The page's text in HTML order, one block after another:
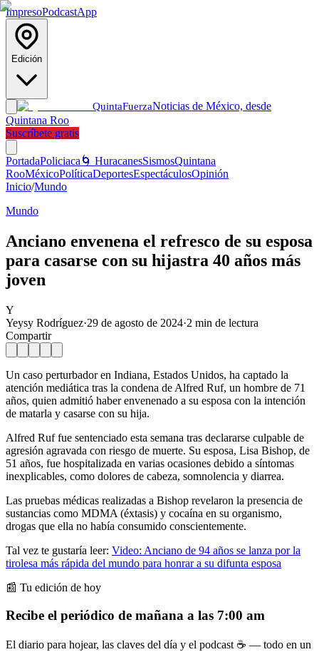
ImpresoPodcastApp
Edición
QuintaFuerzaNoticias de México, desde
Quintana Roo
Suscríbete gratis
PortadaPoliciaca 🌀 HuracanesSismosQuintana
RooMéxicoPolíticaDeportesEspectáculosOpinión
Inicio/Mundo
Mundo
Anciano envenena el refresco de su esposa
para casarse con su hijastra 40 años más
joven
Y
Yeysy Rodríguez·29 de agosto de 2024·2 min de lectura
Compartir
Un caso perturbador en Indiana, Estados Unidos, ha captado la
atención mediática tras la condena de Alfred Ruf, un hombre de 71
años, quien admitió haber envenenado a su esposa con la intención
de matarla y casarse con su hija.
Alfred Ruf fue sentenciado esta semana tras declararse culpable de
agresión agravada con riesgo de muerte. Su esposa, Lisa Bishop, de
51 años, fue hospitalizada en varias ocasiones debido a síntomas
inexplicables, como dolores de cabeza, somnolencia y diarrea.
Las pruebas médicas realizadas a Bishop revelaron la presencia de
sustancias como MDMA (éxtasis) y cocaína en su organismo,
drogas que ella no había consumido conscientemente.
Tal vez te gustaría leer: Video: Anciano de 94 años se lanza por la
tirolesa más rápida del mundo para honrar a su difunta esposa
📰 Tu edición de hoy
Recibe el periódico de mañana a las 7:00 am
El diario para hojear, las claves del día y el podcast ☕ — todo en un